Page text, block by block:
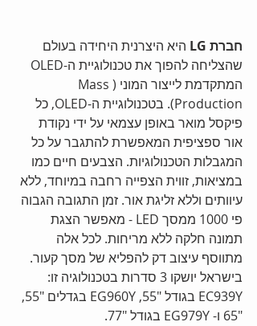
חברת LG
היא היצרנית היחידה בעולם
המתקדמת לייצור המוני (Mass
Production). בטכנולוגיית ה-OLED, כל
פיקסל מואר באופן עצמאי על ידי נקודת
אור ספציפית המאפשרת להתגבר על כל
המגבלות הטכנולוגיות. הצבעים חיים כמו
במציאות, זווית הצפייה רחבה במיוחד, ללא
עיוותים וללא זליגת אור. זמן התגובה הגבוה
פי 1000 ממסך LED - מאפשר הצגת
תמונה חלקה ללא מריחות. לכל אלה
מתווסף עיצוב דק להפליא של מסך קעור.
בישראל יושקו 3 סדרות בטכנולוגיה זו:
EC939Y בגודל "55, EG960Y בגדלים "55,
"65 ו- EG979Y בגודל "77.